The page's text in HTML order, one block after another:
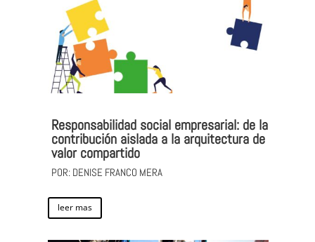
Responsabilidad social empresarial: de la
contribución aislada a la arquitectura de
valor compartido
POR: DENISE FRANCO MERA
leer mas